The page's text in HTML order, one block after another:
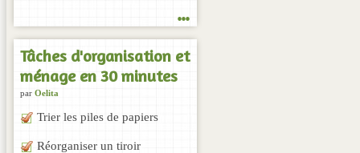
...
Tâches d'organisation et
ménage en 30 minutes
par Oelita
Trier les piles de papiers
Réorganiser un tiroir